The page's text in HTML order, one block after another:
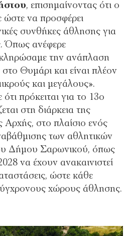
, επισημαίνοντας ότι ο
να προσφέρει
συνθήκες άθλησης για
Όπως ανέφερε
την ανάπλαση
Θυμάρι και είναι πλέον
και μεγάλους».
πρόκειται για το 13ο
στη διάρκεια της
Αρχής, στο πλαίσιο ενός
των αθλητικών
Δήμου Σαρωνικού, όπως
να έχουν ανακαινιστεί
ώστε κάθε
χώρους άθλησης.